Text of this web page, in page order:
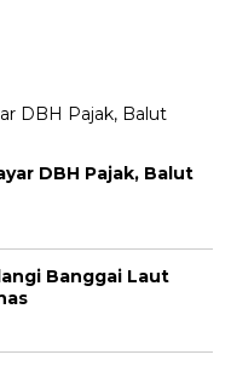
DBH Pajak, Balut
Banggai Laut